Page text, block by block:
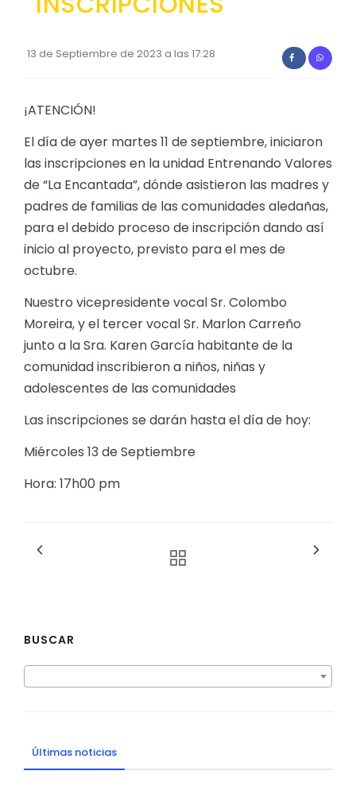
GESTIÓN ADMINISTRATIVA
Plan Anual Contratación - PAC
Plan Operativo Anual - POA
Convenios Institucionales
Cédulas presupuestarias y balances
Procesos de contratación
Obras y proyectos
13 de Septiembre de 2023 a las 17:28
¡ATENCIÓN!
El día de ayer martes 11 de septiembre, iniciaron
las inscripciones en la unidad Entrenando Valores
de “La Encantada”, dónde asistieron las madres y
padres de familias de las comunidades aledañas,
para el debido proceso de inscripción dando así
inicio al proyecto, previsto para el mes de
octubre.
Nuestro vicepresidente vocal Sr. Colombo
Moreira, y el tercer vocal Sr. Marlon Carreño
junto a la Sra. Karen García habitante de la
comunidad inscribieron a niños, niñas y
adolescentes de las comunidades
Las inscripciones se darán hasta el día de hoy:
Miércoles 13 de Septiembre
Hora: 17h00 pm
BUSCAR
Últimas noticias